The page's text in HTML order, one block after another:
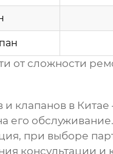
от сложности
и клапанов в Китае
его
при выборе
консультации